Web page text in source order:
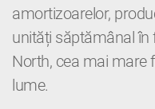
amortizoarelor,
unități săptămânal în
North, cea mai mare
lume.